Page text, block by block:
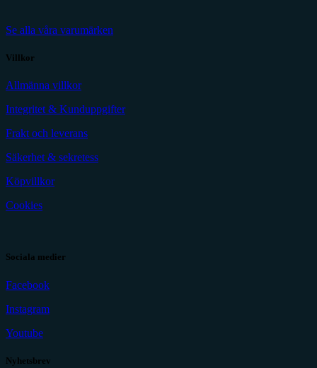
Se alla våra varumärken
Villkor
Allmänna villkor
Integritet & Kunduppgifter
Frakt och leverans
Säkerhet & sekretess
Köpvillkor
Cookies
Sociala medier
Facebook
Instagram
Youtube
Nyhetsbrev